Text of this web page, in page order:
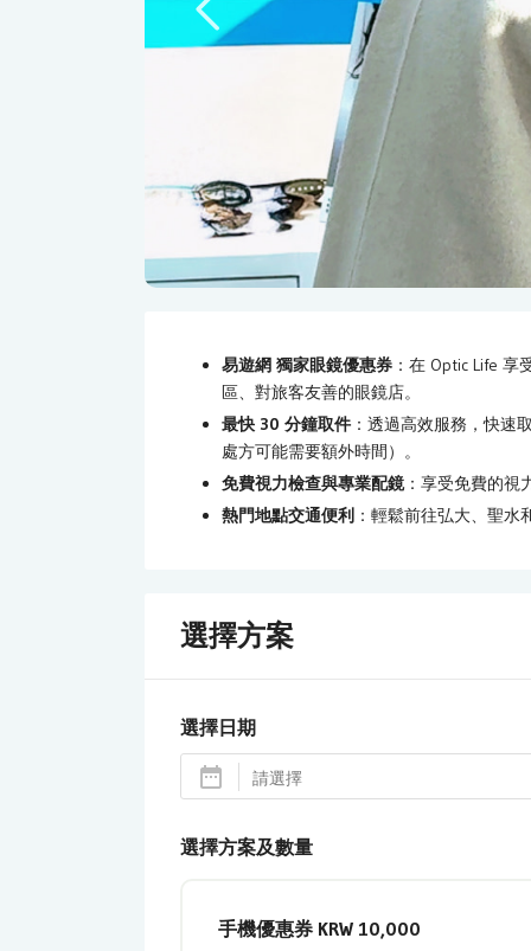
易遊網 獨家眼鏡優惠券 ：在 Optic Life
區、對旅客友善的眼鏡店。
最快 30 分鐘取件 ：透過高效服務，快速
處方可能需要額外時間）。
免費視力檢查與專業配鏡：享受免費的視
熱門地點交通便利 ：輕鬆前往弘大、聖
選擇方案
選擇日期
選擇方案及數量
手機優惠券 KRW 10,000